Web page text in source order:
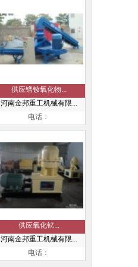
供应镨钕氧化物...
河南金邦重工机械有限...
电话：
供应氧化钇...
河南金邦重工机械有限...
电话：